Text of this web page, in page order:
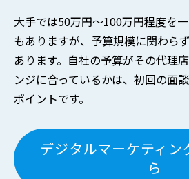
大手では50万円〜100万円程度を
もありますが、予算規模に関わら
あります。自社の予算がその代理
ンジに合っているかは、初回の面
ポイントです。
デジタルマーケティン
ら